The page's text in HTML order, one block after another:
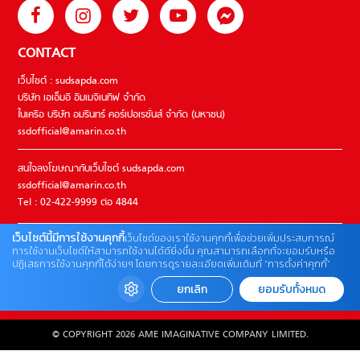
CONTACT
เว็บไซต์ : sudsapda.com
บริษัท เอเอ็มอี อิมเมจิเนทีฟ จำกัด
ในเครือ บริษัท อมรินทร์ คอร์เปอเรชั่นส์ จำกัด (มหาชน)
ssdofficial@amarin.co.th
สนใจลงโฆษณากับเว็บไซต์ sudsapda.com
ssdofficial@amarin.co.th
Tel : 02-422-9999 ต่อ 4844
ติดต่อแจ้งปัญหาหรือร้องเรียน
02-422-9999 ต่อ 4180
(จันทร์ – ศุกร์ เวลา 09.00 – 18.00 น)
© COPYRIGHT 2026 AME IMAGINATIVE COMPANY LIMITED.
เว็บไซต์นี้มีการใช้งานคุกกี้เว็บไซต์ของเราใช้งานคุกกี้เพื่อช่วยเพิ่มประสบการณ์
การใช้งานเว็บไซต์ให้สามารถใช้งานได้ดียิ่งขึ้น คุณสามารถเลือกที่จะยอมรับหรือ
ปฏิเสธการใช้งานคุกกี้ได้ง่ายๆ โดยการดูรายละเอียดเพิ่มเติมที่ “การตั้งค่าคุกกี้”
ยกเลิก ยอมรับทั้งหมด